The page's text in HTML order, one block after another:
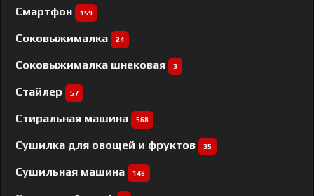
Смартфон 159
Соковыжималка 24
Соковыжималка шнековая 3
Стайлер 57
Стиральная машина 568
Сушилка для овощей и фруктов 35
Сушильная машина 148